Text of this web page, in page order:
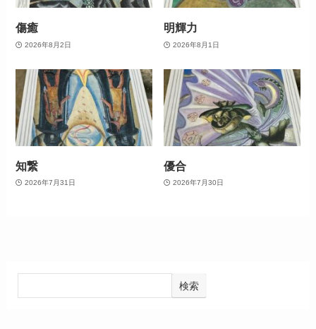
傷癒
2026年8月2日
明輝力
2026年8月1日
知繋
2026年7月31日
優合
2026年7月30日
検索